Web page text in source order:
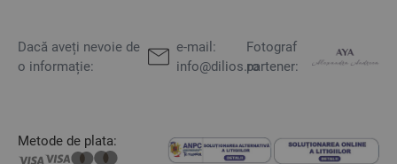
Dacă aveți nevoie de
o informație:
e-mail:
info@dilios.ro
Fotograf
partener:
Metode de plata: